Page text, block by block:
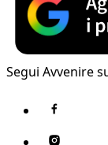
Segui Avvenire